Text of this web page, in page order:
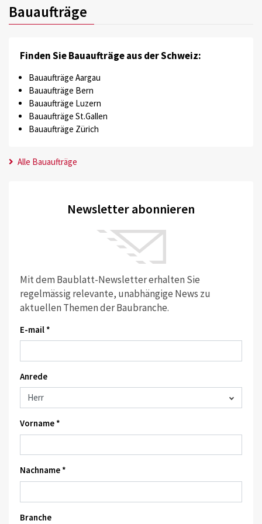
Bauaufträge
Finden Sie Bauaufträge aus der Schweiz:
Bauaufträge Aargau
Bauaufträge Bern
Bauaufträge Luzern
Bauaufträge St.Gallen
Bauaufträge Zürich
Alle Bauaufträge
Newsletter abonnieren
Mit dem Baublatt-Newsletter erhalten Sie
regelmässig relevante, unabhängige News zu
aktuellen Themen der Baubranche.
E-mail *
Anrede
Vorname *
Nachname *
Branche